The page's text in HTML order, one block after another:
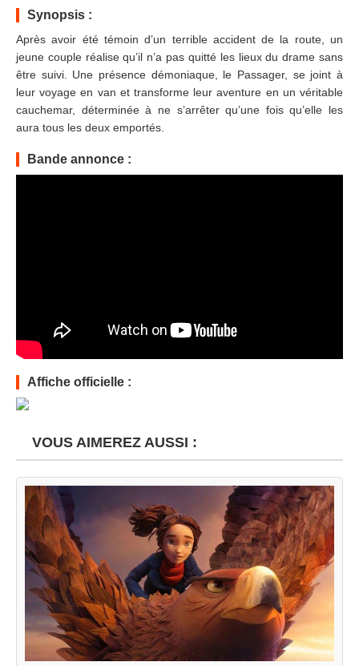
Synopsis :
Après avoir été témoin d’un terrible accident de la route, un
jeune couple réalise qu’il n’a pas quitté les lieux du drame sans
être suivi. Une présence démoniaque, le Passager, se joint à
leur voyage en van et transforme leur aventure en un véritable
cauchemar, déterminée à ne s’arrêter qu’une fois qu’elle les
aura tous les deux emportés.
Bande annonce :
Affiche officielle :
VOUS AIMEREZ AUSSI :